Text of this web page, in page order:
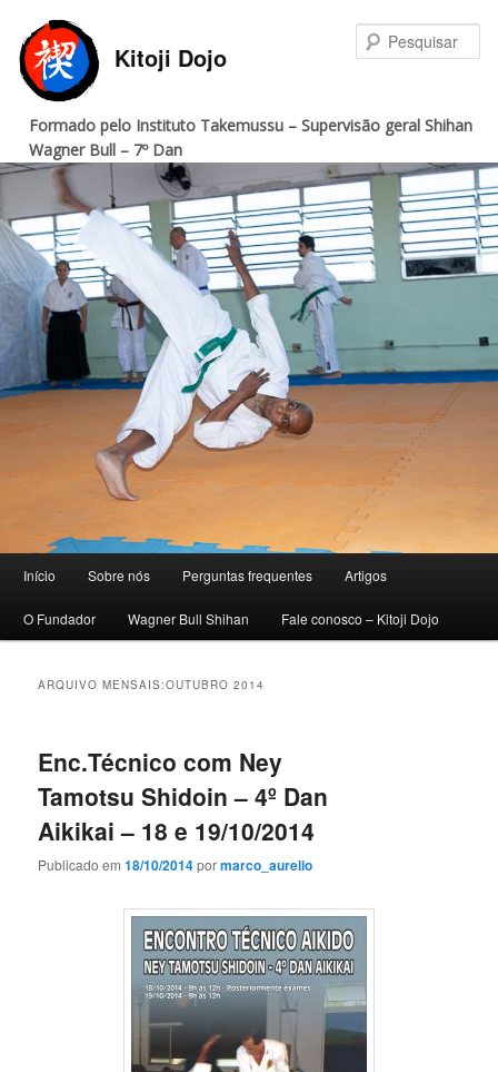
para
conteúdo
principal
para
conteúdo
secundário
Kitoji Dojo
Formado pelo Instituto Takemussu – Supervisão geral Shihan
Wagner Bull – 7º Dan
principal
Início Sobre nós Perguntas frequentes Artigos
O Fundador Wagner Bull Shihan Fale conosco – Kitoji Dojo
ARQUIVO MENSAIS:OUTUBRO 2014
Enc.Técnico com Ney
Tamotsu Shidoin – 4º Dan
Aikikai – 18 e 19/10/2014
Publicado em18/10/2014pormarco_aurelio